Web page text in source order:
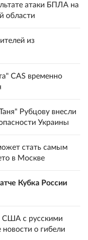
атаки БПЛА на
области
из
CAS временно
Рубцову внесли
Украины
стать самым
в Москве
Кубка России
США с русскими
о гибели